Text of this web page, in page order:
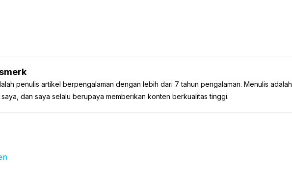
penulis artikel berpengalaman dengan lebih dari 7 tahun pengalaman. Menulis adalah
dan saya selalu berupaya memberikan konten berkualitas tinggi.